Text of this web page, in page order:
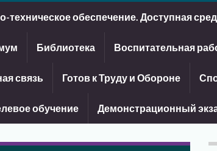
техническое обеспечение. Доступная
Библиотека Воспитательная
связь Готов к Труду и Обороне
обучение Демонстрационный